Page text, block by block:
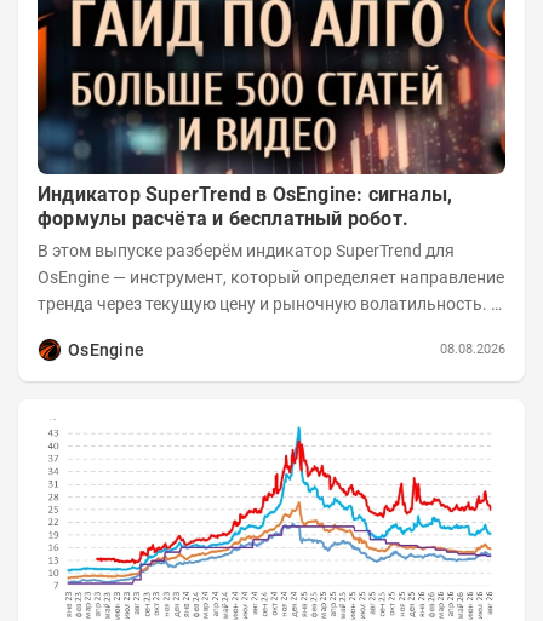
Индикатор SuperTrend в OsEngine: сигналы,
формулы расчёта и бесплатный робот.
В этом выпуске разберём индикатор SuperTrend для
OsEngine — инструмент, который определяет направление
тренда через текущую цену и рыночную волатильность. В
OsEngine
08.08.2026